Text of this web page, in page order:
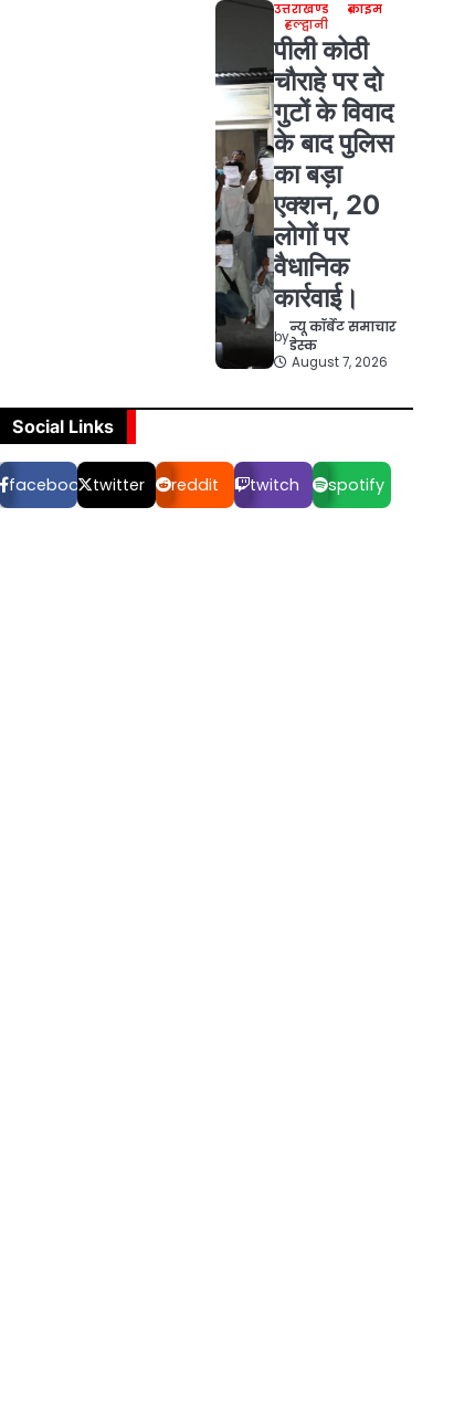
उत्तराखण्ड
क्राइम
हल्द्वानी
पीली कोठी
चौराहे पर दो
गुटों के विवाद
के बाद पुलिस
का बड़ा
एक्शन, 20
लोगों पर
वैधानिक
कार्रवाई।
by
न्यू कॉर्बेट समाचार
डेस्क
August 7, 2026
Social Links
facebook twitter reddit twitch spotify